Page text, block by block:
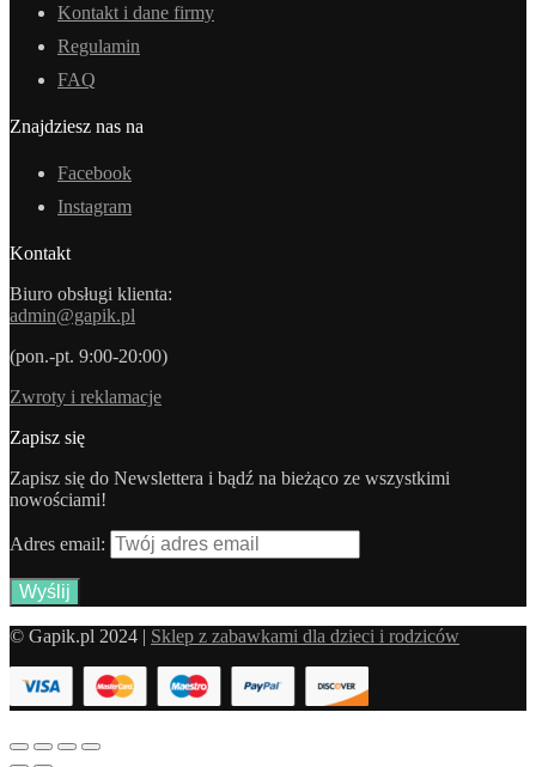
Kontakt i dane firmy
Regulamin
FAQ
Znajdziesz nas na
Facebook
Instagram
Kontakt
Biuro obsługi klienta:
admin@gapik.pl
(pon.-pt. 9:00-20:00)
Zwroty i reklamacje
Zapisz się
Zapisz się do Newslettera i bądź na bieżąco ze wszystkimi
nowościami!
Adres email:
© Gapik.pl 2024 | Sklep z zabawkami dla dzieci i rodziców